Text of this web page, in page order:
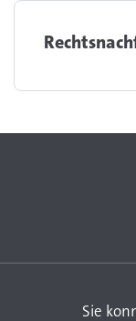
Sie